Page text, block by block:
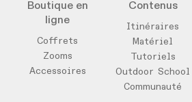
Boutique en
ligne
Coffrets
Zooms
Accessoires
Contenus
Itinéraires
Matériel
Tutoriels
Outdoor School
Communauté